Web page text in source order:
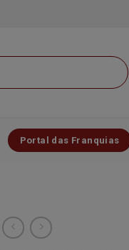
Portal das Franquias